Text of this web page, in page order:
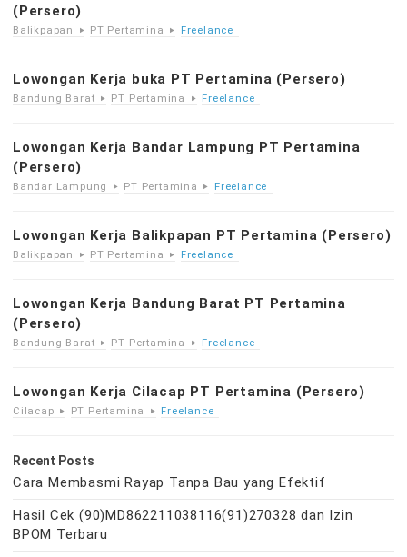
(Persero)
Balikpapan PT Pertamina Freelance
Lowongan Kerja buka PT Pertamina (Persero)
Bandung Barat PT Pertamina Freelance
Lowongan Kerja Bandar Lampung PT Pertamina
(Persero)
Bandar Lampung PT Pertamina Freelance
Lowongan Kerja Balikpapan PT Pertamina (Persero)
Balikpapan PT Pertamina Freelance
Lowongan Kerja Bandung Barat PT Pertamina
(Persero)
Bandung Barat PT Pertamina Freelance
Lowongan Kerja Cilacap PT Pertamina (Persero)
Cilacap PT Pertamina Freelance
Recent Posts
Cara Membasmi Rayap Tanpa Bau yang Efektif
Hasil Cek (90)MD862211038116(91)270328 dan Izin
BPOM Terbaru